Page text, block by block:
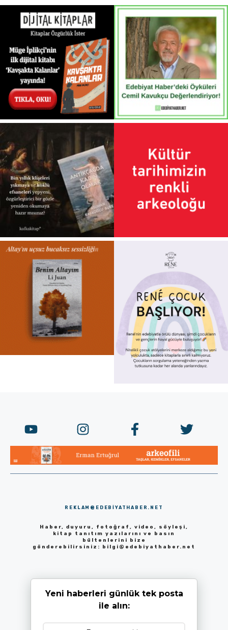
REKLAM@EDEBIYATHABER.NET
Haber, duyuru, fotoğraf, video, söyleşi,
kitap tanıtım yazılarını ve basın
bültenlerini bize
gönderebilirsiniz: bilgi@edebiyathaber.net
Yeni haberleri günlük tek posta
ile alın: